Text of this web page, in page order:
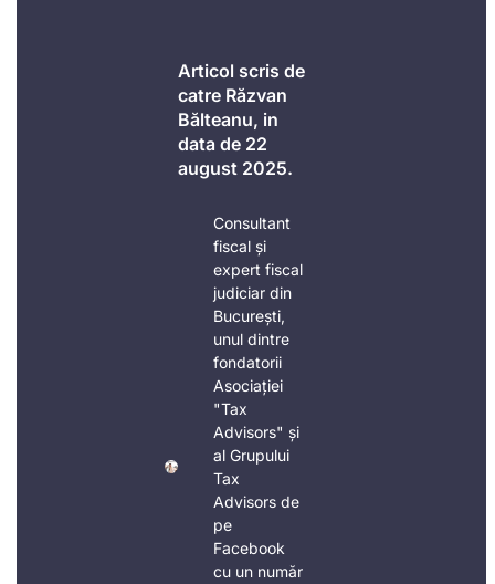
Articol scris de
catre Răzvan
Bălteanu, in
data de 22
august 2025.
Consultant
fiscal și
expert fiscal
judiciar din
București,
unul dintre
fondatorii
Asociației
"Tax
Advisors" și
al Grupului
Tax
Advisors de
pe
Facebook
cu un număr